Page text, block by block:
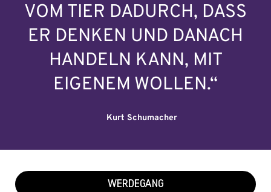
VOM TIER DADURCH, DASS
ER DENKEN UND DANACH
HANDELN KANN, MIT
EIGENEM WOLLEN.“
Kurt Schumacher
WERDEGANG